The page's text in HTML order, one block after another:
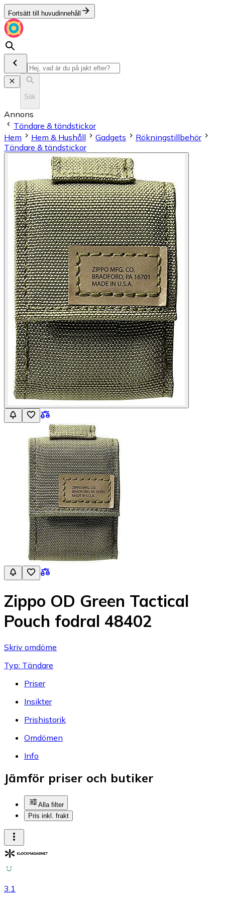
Fortsätt till huvudinnehåll
Sök
Annons
Tändare & tändstickor
Hem
Hem & Hushåll Gadgets
Rökningstillbehör
Tändare & tändstickor
Zippo OD Green Tactical
Pouch fodral 48402
Skriv omdöme
Typ: Tändare
Priser
Insikter
Prishistorik
Omdömen
Info
Jämför priser och butiker
Alla filter
Pris inkl. frakt
3.1